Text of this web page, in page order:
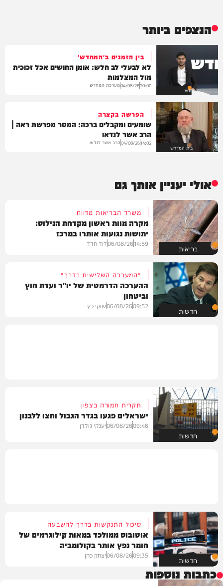
הנצפים ביותר
VOD
בין הזמנים ב'המחדש'
לא לבעלי לב חלש: אומן החושים אכל זכוכית
מול המצלמות
20:00
04/08/26מערכת המחדש
בית המדרש
הפרשה בקצרה
שומעים ומקבלים ברכה: המסר מפרשת ראה |
הרב אשר לנדאו
14:02
04/08/26הרב אשר לנדאו
אולי יעניין אותך גם
בריאות
משרד הבריאות מדווח
מקרה מוות ראשון מקדחת הנילוס:
יתושות נגועות אותרו במרכז
14:59
06/08/26דוד חדד
חדשות
"המערכה השלישית בדרך"
ההערכה הדרמטית של יו"ר ועדת חוץ
וביטחון
09:52
06/08/26שוקי כץ
חדשות
תקרית חמורה בצפון
ישראלים פגעו בגדר הגבול וחצו ללבנון
09:46
06/08/26יענקי גולדן
חדשות
סיכול התנקשות בדרך להשבעה
אוטובוס ממולכד במאות קילוגרמים של
חומר נפץ אותר בקולומביה
09:35
06/08/26יצחק כהן
כתבות נוספות